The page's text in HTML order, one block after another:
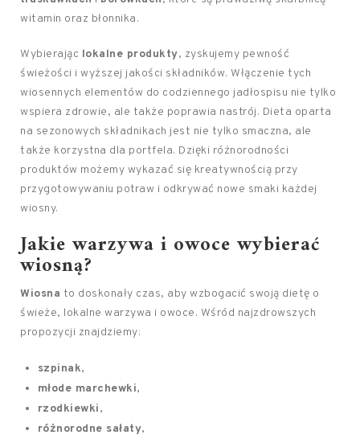
witamin oraz błonnika.
Wybierając lokalne produkty, zyskujemy pewność
świeżości i wyższej jakości składników. Włączenie tych
wiosennych elementów do codziennego jadłospisu nie tylko
wspiera zdrowie, ale także poprawia nastrój. Dieta oparta
na sezonowych składnikach jest nie tylko smaczna, ale
także korzystna dla portfela. Dzięki różnorodności
produktów możemy wykazać się kreatywnością przy
przygotowywaniu potraw i odkrywać nowe smaki każdej
wiosny.
Jakie warzywa i owoce wybierać
wiosną?
Wiosna to doskonały czas, aby wzbogacić swoją dietę o
świeże, lokalne warzywa i owoce. Wśród najzdrowszych
propozycji znajdziemy:
szpinak,
młode marchewki,
rzodkiewki,
różnorodne sałaty,